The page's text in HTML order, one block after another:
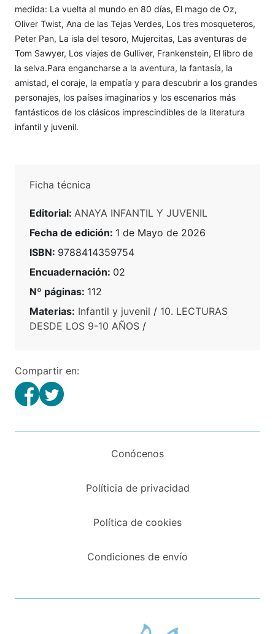
medida: La vuelta al mundo en 80 días, El mago de Oz,
Oliver Twist, Ana de las Tejas Verdes, Los tres mosqueteros,
Peter Pan, La isla del tesoro, Mujercitas, Las aventuras de
Tom Sawyer, Los viajes de Gulliver, Frankenstein, El libro de
la selva.Para engancharse a la aventura, la fantasía, la
amistad, el coraje, la empatía y para descubrir a los grandes
personajes, los países imaginarios y los escenarios más
fantásticos de los clásicos imprescindibles de la literatura
infantil y juvenil.
Ficha técnica
Editorial: ANAYA INFANTIL Y JUVENIL
Fecha de edición: 1 de Mayo de 2026
ISBN: 9788414359754
Encuadernación: 02
Nº páginas: 112
Materias: Infantil y juvenil / 10. LECTURAS
DESDE LOS 9-10 AÑOS /
Compartir en:
Conócenos
Políticia de privacidad
Política de cookies
Condiciones de envío